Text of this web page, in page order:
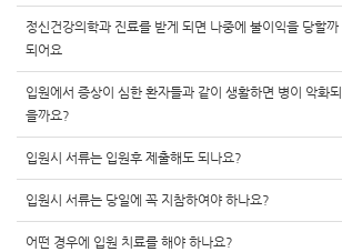
정신건강의학과 진료를 받게 되면 나중에 불이익을 당할까
되어요
입원에서 증상이 심한 환자들과 같이 생활하면 병이 악화
을까요?
입원시 서류는 입원후 제출해도 되나요?
입원시 서류는 당일에 꼭 지참하여야 하나요?
어떤 경우에 입원 치료를 해야 하나요?